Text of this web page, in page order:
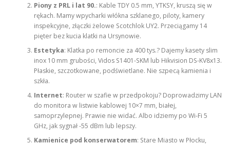
Piony z PRL i lat 90.: Kable TDY 0.5 mm, YTKSY, kruszą się w
rękach. Mamy wpycharki włókna szklanego, piloty, kamery
inspekcyjne, złączki żelowe Scotchlok UY2. Przeciągamy 14
pięter bez kucia klatki na Ursynowie.
Estetyka: Klatka po remoncie za 400 tys.? Dajemy kasety slim
inox 10 mm grubości, Vidos S1401-SKM lub Hikvision DS-KV8x13.
Płaskie, szczotkowane, podświetlane. Nie szpecą kamienia i
szkła.
Internet: Router w szafie w przedpokoju? Doprowadzimy LAN
do monitora w listwie kablowej 10×7 mm, białej,
samoprzylepnej. Prawie nie widać. Albo idziemy po Wi-Fi 5
GHz, jak sygnał -55 dBm lub lepszy.
Kamienice pod konserwatorem: Stare Miasto w Płocku,